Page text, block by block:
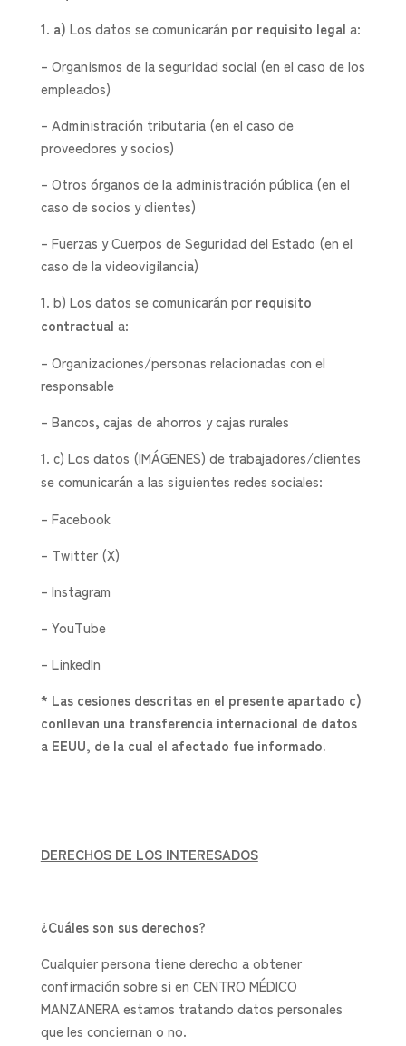
a) Los datos se comunicarán por requisito legal a:
– Organismos de la seguridad social (en el caso de los
empleados)
– Administración tributaria (en el caso de
proveedores y socios)
– Otros órganos de la administración pública (en el
caso de socios y clientes)
– Fuerzas y Cuerpos de Seguridad del Estado (en el
caso de la videovigilancia)
b) Los datos se comunicarán por requisito
contractual a:
– Organizaciones/personas relacionadas con el
responsable
– Bancos, cajas de ahorros y cajas rurales
c) Los datos (IMÁGENES) de trabajadores/clientes
se comunicarán a las siguientes redes sociales:
– Facebook
– Twitter (X)
– Instagram
– YouTube
– LinkedIn
* Las cesiones descritas en el presente apartado c)
conllevan una transferencia internacional de datos
a EEUU, de la cual el afectado fue informado.
DERECHOS DE LOS INTERESADOS
¿Cuáles son sus derechos?
Cualquier persona tiene derecho a obtener
confirmación sobre si en CENTRO MÉDICO
MANZANERA estamos tratando datos personales
que les conciernan o no.